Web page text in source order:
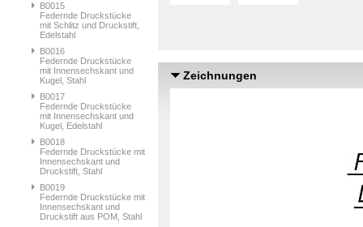
B0015
Federnde Druckstücke
mit Schlitz und Druckstift,
Edelstahl
B0016
Federnde Druckstücke
mit Innensechskant und
Kugel, Stahl
B0017
Federnde Druckstücke
mit Innensechskant und
Kugel, Edelstahl
B0018
Federnde Druckstücke mit
Innensechskant und
Druckstift, Stahl
B0019
Federnde Druckstücke mit
Innensechskant und
Druckstift aus POM, Stahl
Zeichnungen